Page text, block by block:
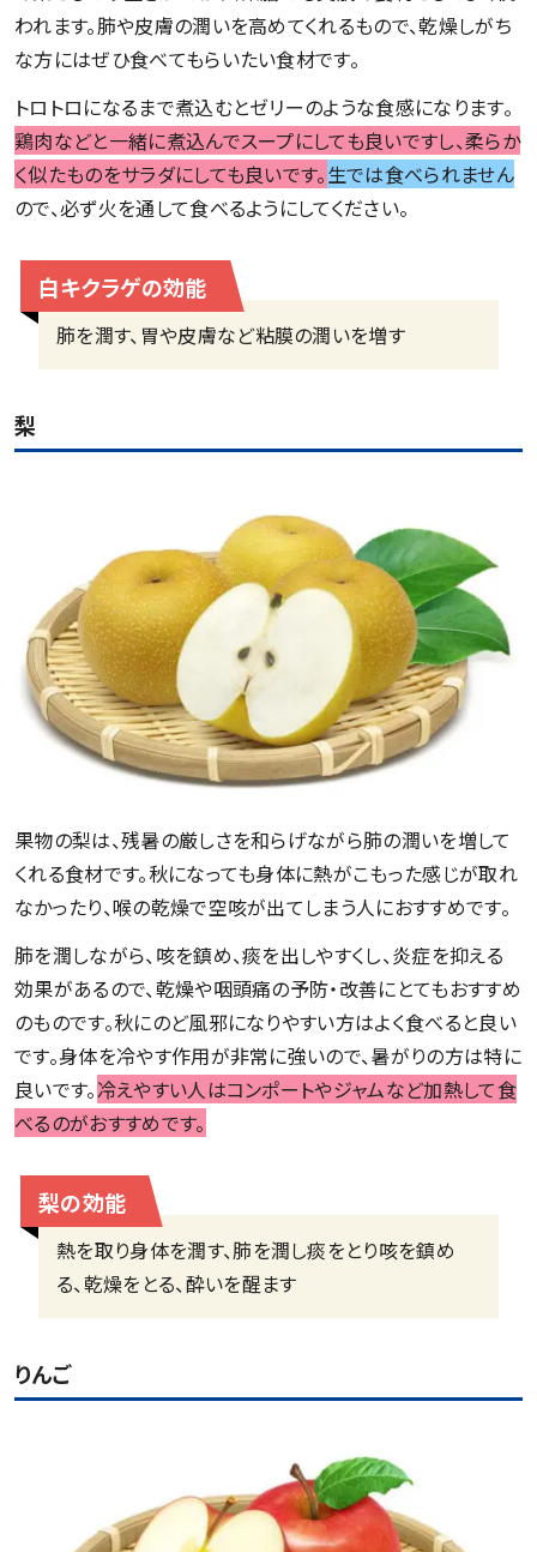
われます。肺や皮膚の潤いを高めてくれるもので、乾燥しがち
な方にはぜひ食べてもらいたい食材です。
トロトロになるまで煮込むとゼリーのような食感になります。
鶏肉などと一緒に煮込んでスープにしても良いですし、柔らか
く似たものをサラダにしても良いです。生では食べられません
ので、必ず火を通して食べるようにしてください。
白キクラゲの効能
肺を潤す、胃や皮膚など粘膜の潤いを増す
梨
果物の梨は、残暑の厳しさを和らげながら肺の潤いを増して
くれる食材です。秋になっても身体に熱がこもった感じが取れ
なかったり、喉の乾燥で空咳が出てしまう人におすすめです。
肺を潤しながら、咳を鎮め、痰を出しやすくし、炎症を抑える
効果があるので、乾燥や咽頭痛の予防・改善にとてもおすすめ
のものです。秋にのど風邪になりやすい方はよく食べると良い
です。身体を冷やす作用が非常に強いので、暑がりの方は特に
良いです。冷えやすい人はコンポートやジャムなど加熱して食
べるのがおすすめです。
梨の効能
熱を取り身体を潤す、肺を潤し痰をとり咳を鎮め
る、乾燥をとる、酔いを醒ます
りんご